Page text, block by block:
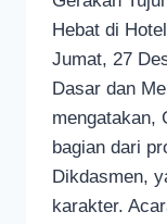
Hebat di
Jumat, 27
Dasar dan
mengatakan,
bagian dari
Dikdasmen,
karakter.